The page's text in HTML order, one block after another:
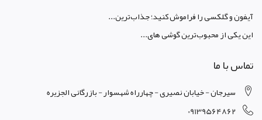
آیفون و گلکسی را فراموش کنید؛ جذاب‌ترین...
این یکی از محبوب‌ترین گوشی های...
تماس با ما
سیرجان - خیابان نصیری - چهارراه شهسوار - بازرگانی الجزیره
09139564862